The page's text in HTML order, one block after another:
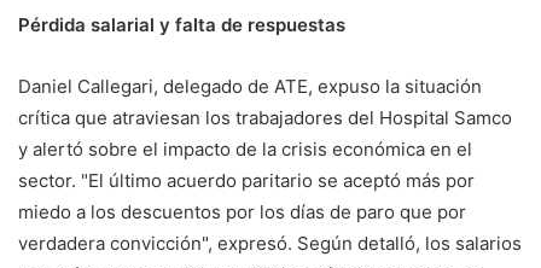
Pérdida salarial y falta de respuestas
Daniel Callegari, delegado de ATE, expuso la situación
crítica que atraviesan los trabajadores del Hospital Samco
y alertó sobre el impacto de la crisis económica en el
sector. "El último acuerdo paritario se aceptó más por
miedo a los descuentos por los días de paro que por
verdadera convicción", expresó. Según detalló, los salarios